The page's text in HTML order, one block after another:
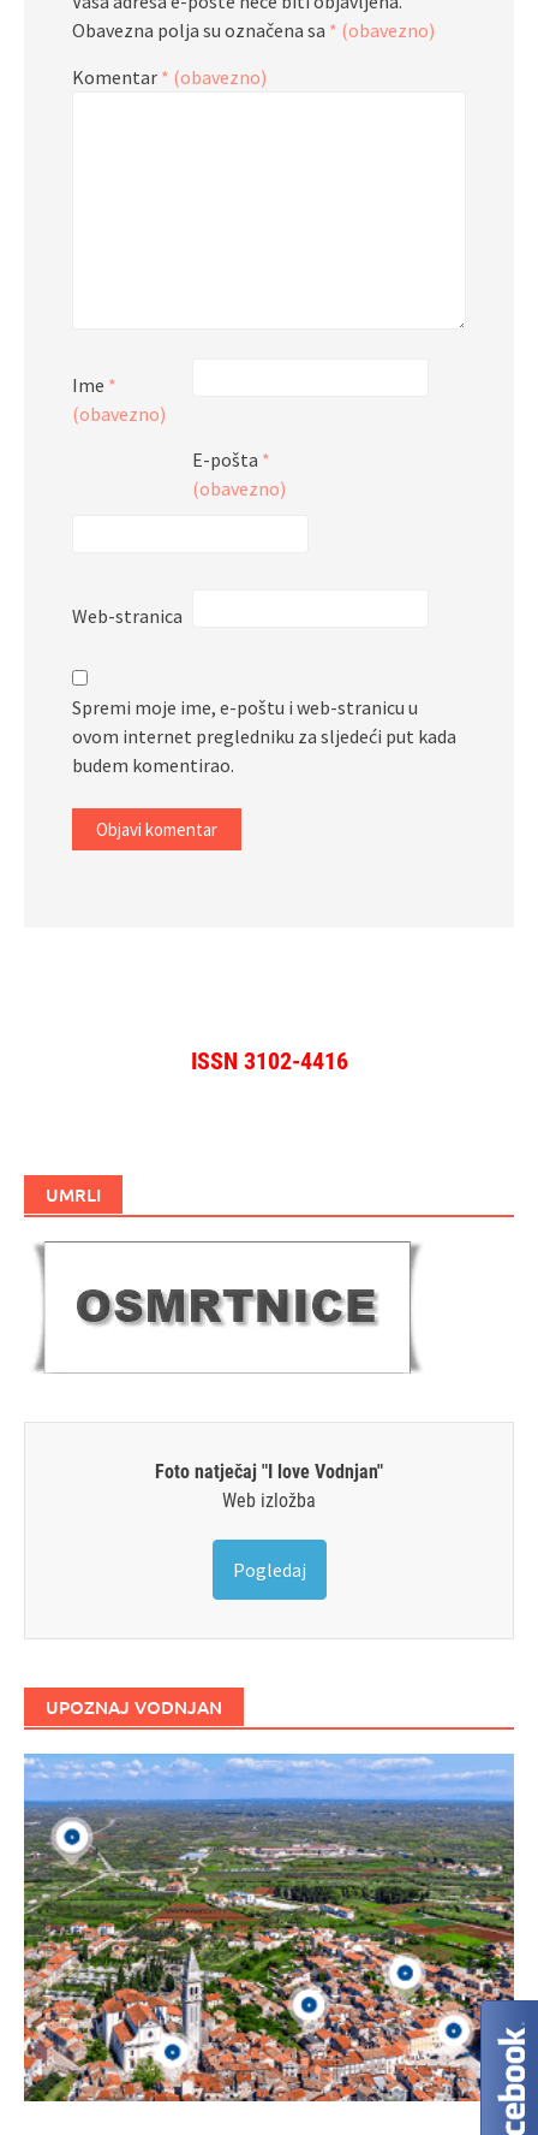
Obavezna polja su označena sa * (obavezno)
Komentar * (obavezno)
Ime *
(obavezno)
E-pošta *
(obavezno)
Web-stranica
Spremi moje ime, e-poštu i web-stranicu u
ovom internet pregledniku za sljedeći put kada
budem komentirao.
ISSN 3102-4416
UMRLI
Foto natječaj "I love Vodnjan"
Web izložba
Pogledaj
UPOZNAJ VODNJAN